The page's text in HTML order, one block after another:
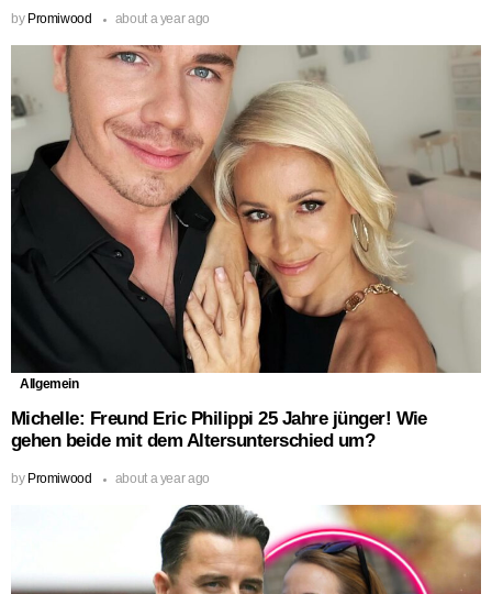
by Promiwood about a year ago
Allgemein
Michelle: Freund Eric Philippi 25 Jahre jünger! Wie
gehen beide mit dem Altersunterschied um?
by Promiwood about a year ago